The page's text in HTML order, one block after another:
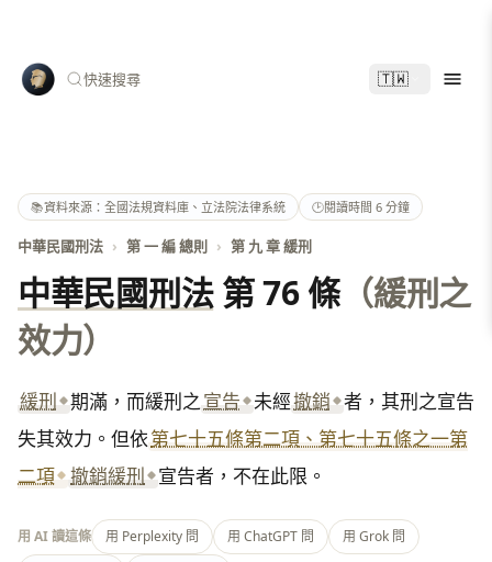
快速搜尋 🇹🇼
📚資料來源：全國法規資料庫、立法院法律系統 🕑閱讀時間 6 分鐘
中華民國刑法 › 第 一 編 總則 › 第 九 章 緩刑
中華民國刑法第 76 條（緩刑之
效力）
緩刑 期滿，而緩刑之宣告 未經撤銷 者，其刑之宣告
失其效力。但依第七十五條第二項、第七十五條之一第
二項
撤銷緩刑 宣告者，不在此限。
用 AI 讀這條 用 Perplexity 問 用 ChatGPT 問
用 Grok 問